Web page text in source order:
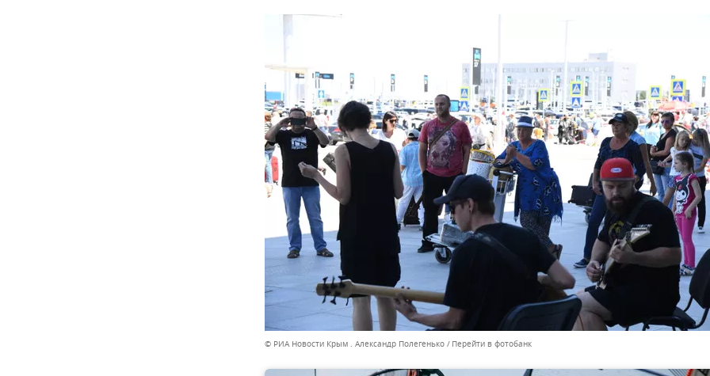
© РИА Новости Крым . Александр Полегенько Перейти в фотобанк